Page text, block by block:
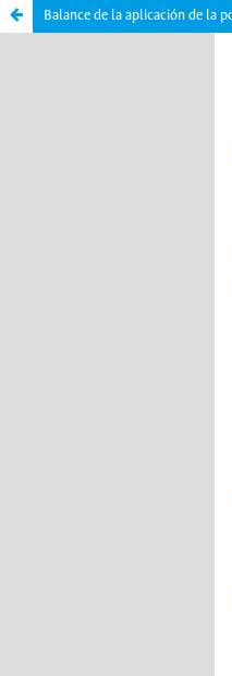
Balance de la aplicación de la